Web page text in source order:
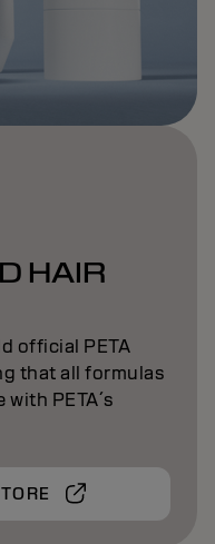
HAIR
official PETA
that all formulas
PETA´s